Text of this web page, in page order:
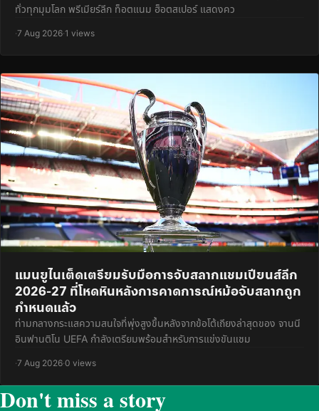
ทั่วทุกมุมโลก พรีเมียร์ลีก ท็อตแนม ฮ็อตสเปอร์ แสดงคว
·7 Aug 2026·1 views
แมนยูไนเต็ดเตรียมรับมือการจับสลากแชมเปียนส์ลีก
2026-27 ที่โหดหินหลังการคาดการณ์หม้อจับสลากถูก
กำหนดแล้ว
ท่ามกลางกระแสความสนใจที่พุ่งสูงขึ้นหลังจากข้อโต้เถียงล่าสุดของ จานนี
อินฟานติโน UEFA กำลังเตรียมพร้อมสำหรับการแข่งขันแชม
·7 Aug 2026·0 views
Don't miss a story